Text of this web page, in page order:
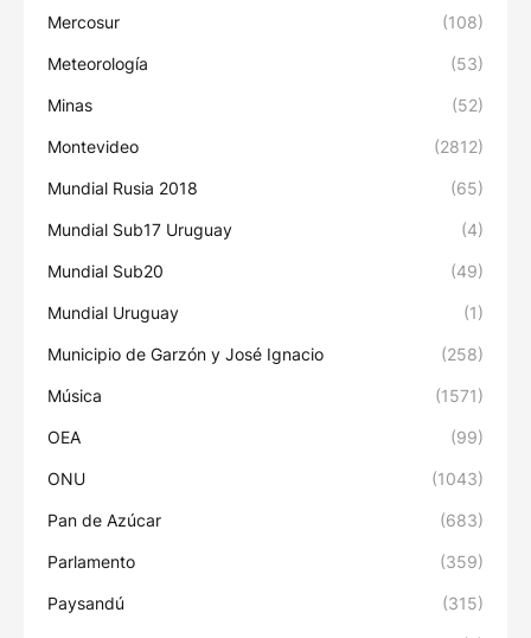
Mercosur (108)
Meteorología (53)
Minas (52)
Montevideo (2812)
Mundial Rusia 2018 (65)
Mundial Sub17 Uruguay (4)
Mundial Sub20 (49)
Mundial Uruguay (1)
Municipio de Garzón y José Ignacio (258)
Música (1571)
OEA (99)
ONU (1043)
Pan de Azúcar (683)
Parlamento (359)
Paysandú (315)